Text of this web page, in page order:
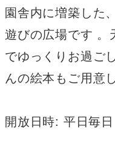
園舎内に増築した
遊びの広場です 。
でゆっくりお過ご
んの絵本もご用意
開放日時: 平日毎